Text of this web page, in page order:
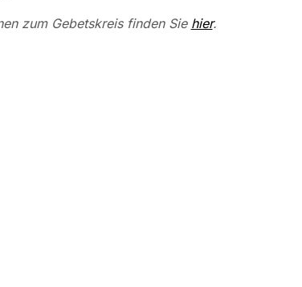
zum Gebetskreis finden Sie hier.